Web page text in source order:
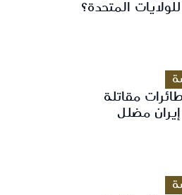
المتحدة؟
مقاتلة
مضلل